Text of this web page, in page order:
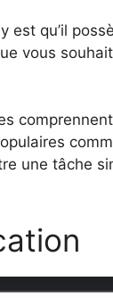
est qu’il
vous
une tâche